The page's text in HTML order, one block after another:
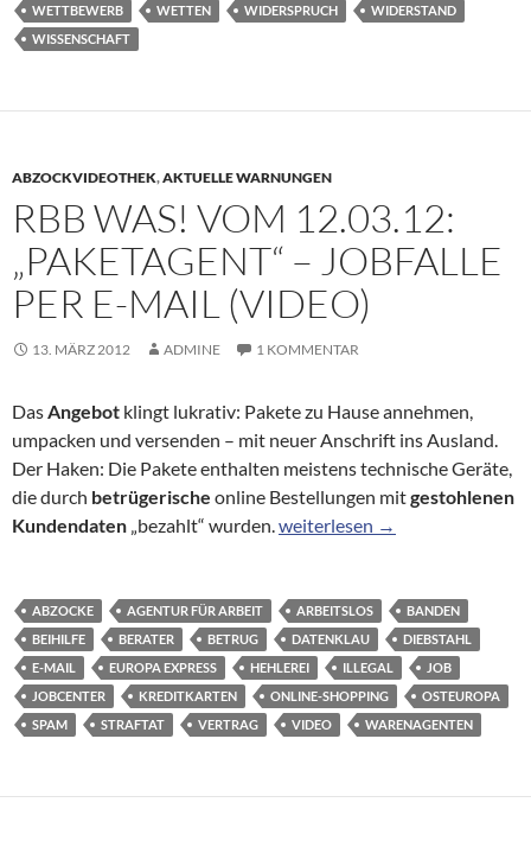
WETTBEWERB WETTEN WIDERSPRUCH
WIDERSTAND
WISSENSCHAFT
ABZOCKVIDEOTHEK,AKTUELLE WARNUNGEN
RBB WAS! VOM 12.03.12:
„PAKETAGENT“ – JOBFALLE
PER E-MAIL (VIDEO)
13. MÄRZ 2012 ADMINE 1 KOMMENTAR
DasAngebot klingt lukrativ: Pakete zu Hause annehmen,
umpacken und versenden – mit neuer Anschrift ins Ausland.
Der Haken: Die Pakete enthalten meistens technische Geräte,
die durch betrügerische online Bestellungen mitgestohlenen
Kundendaten „bezahlt“ wurden.Rbb Was! vom 12.03.12:
weiterlesen →
ABZOCKE AGENTUR FÜR ARBEIT ARBEITSLOS
BANDEN
BEIHILFE
BERATER BETRUG DATENKLAU
DIEBSTAHL
E-MAIL
EUROPA EXPRESS HEHLEREI ILLEGAL
JOB
JOBCENTER
KREDITKARTEN ONLINE-SHOPPING
OSTEUROPA
SPAM
STRAFTAT VERTRAG VIDEO WARENAGENTEN